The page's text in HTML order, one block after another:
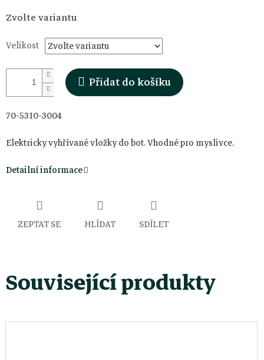
Měrná
cena:
Zvolte variantu
Velikost
Přidat do košíku
70-5310-3004
Elektricky vyhřívané vložky do bot. Vhodné pro myslivce.
Detailní informace
ZEPTAT SE HLÍDAT SDÍLET
Související produkty